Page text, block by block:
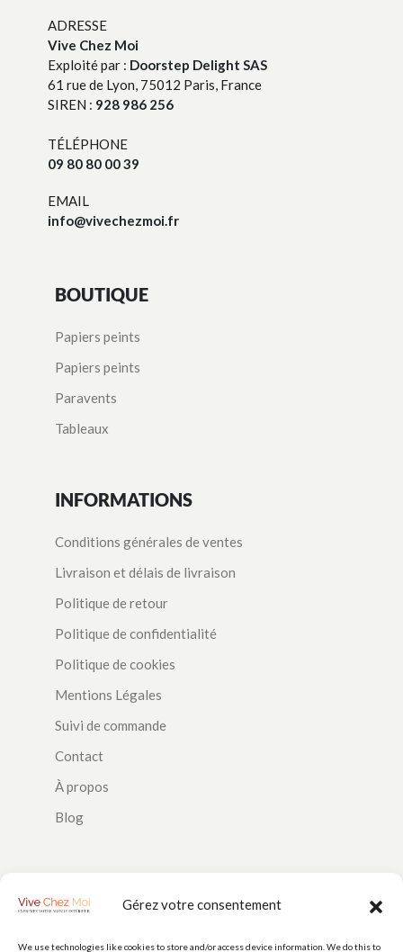
Gérez votre consentement
We use technologies like cookies to store and/or access device information. We do this to
ADRESSE
Vive Chez Moi
Exploité par : Doorstep Delight SAS
61 rue de Lyon, 75012 Paris, France
SIREN : 928 986 256
TÉLÉPHONE
09 80 80 00 39
EMAIL
info@vivechezmoi.fr
BOUTIQUE
Papiers peints
Papiers peints
Paravents
Tableaux
INFORMATIONS
Conditions générales de ventes
Livraison et délais de livraison
Politique de retour
Politique de confidentialité
Politique de cookies
Mentions Légales
Suivi de commande
Contact
À propos
Blog